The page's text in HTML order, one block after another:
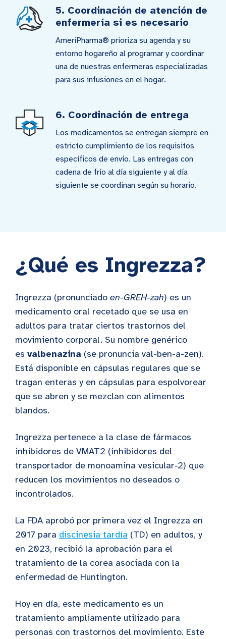
5. Coordinación de atención de
enfermería si es necesario
AmeriPharma® prioriza su agenda y su
entorno hogareño al programar y coordinar
una de nuestras enfermeras especializadas
para sus infusiones en el hogar.
6. Coordinación de entrega
Los medicamentos se entregan siempre en
estricto cumplimiento de los requisitos
específicos de envío. Las entregas con
cadena de frío al día siguiente y al día
siguiente se coordinan según su horario.
¿Qué es Ingrezza?
Ingrezza (pronunciado en-GREH-zah) es un
medicamento oral recetado que se usa en
adultos para tratar ciertos trastornos del
movimiento corporal. Su nombre genérico
es valbenazina (se pronuncia val-ben-a-zen).
Está disponible en cápsulas regulares que se
tragan enteras y en cápsulas para espolvorear
que se abren y se mezclan con alimentos
blandos.
Ingrezza pertenece a la clase de fármacos
inhibidores de VMAT2 (inhibidores del
transportador de monoamina vesicular-2) que
reducen los movimientos no deseados o
incontrolados.
La FDA aprobó por primera vez el Ingrezza en
2017 para discinesia tardía (TD) en adultos, y
en 2023, recibió la aprobación para el
tratamiento de la corea asociada con la
enfermedad de Huntington.
Hoy en día, este medicamento es un
tratamiento ampliamente utilizado para
personas con trastornos del movimiento. Este